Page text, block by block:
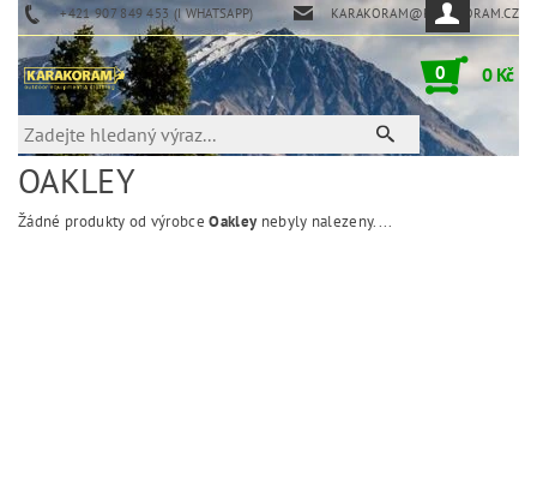
+421 907 849 453 (I WHATSAPP) KARAKORAM@KARAKORAM.CZ
0 0 Kč
OAKLEY
Žádné produkty od výrobceOakleynebyly nalezeny....